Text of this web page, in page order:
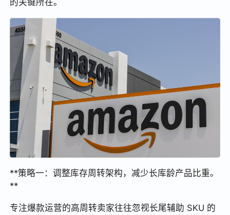
的关键所在。
**策略一：调整库存周转架构，减少长库龄产品比重。
**
专注爆款运营的高周转卖家往往忽视长尾辅助 SKU 的